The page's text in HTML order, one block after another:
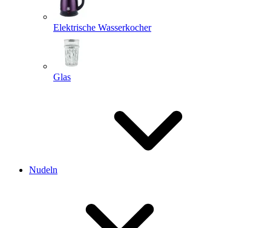
Elektrische Wasserkocher
Glas
Nudeln